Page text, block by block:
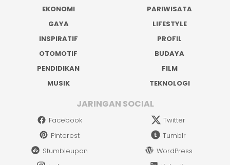
EKONOMI
PARIWISATA
GAYA
LIFESTYLE
INSPIRATIF
PROFIL
OTOMOTIF
BUDAYA
PENDIDIKAN
FILM
MUSIK
TEKNOLOGI
JARINGAN SOCIAL
Facebook
Twitter
Pinterest
Tumblr
Stumbleupon
WordPress